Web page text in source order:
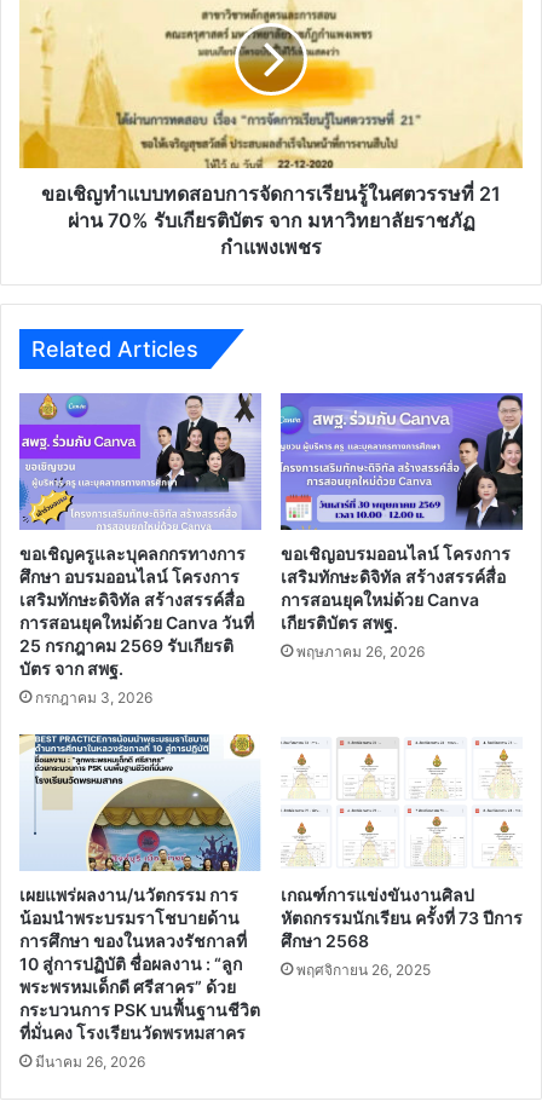
สถานะ
การณ์
แพร่
ระบาด
โรค
โค
19
แบบ
ทดสอบ
การ
จัดการ
เรียน
รู้
ศตวรรษ
ผ่าน
รับ
เกียรติ
บัตร
จาก
มหาวิทยาลัย
ราชภัฏ
กำแพงเพชร
ขอเชิญทำแบบทดสอบการจัดการเรียนรู้ในศตวรรษที่ 21
ผ่าน 70% รับเกียรติบัตร จาก มหาวิทยาลัยราชภัฏ
กำแพงเพชร
Related Articles
ขอเชิญครูและบุคลกกรทางการ
ศึกษา อบรมออนไลน์ โครงการ
เสริมทักษะดิจิทัล สร้างสรรค์สื่อ
การสอนยุคใหม่ด้วย Canva วันที่
25 กรกฎาคม 2569 รับเกียรติ
บัตร จาก สพฐ.
กรกฎาคม 3, 2026
ขอเชิญอบรมออนไลน์ โครงการ
เสริมทักษะดิจิทัล สร้างสรรค์สื่อ
การสอนยุคใหม่ด้วย Canva
เกียรติบัตร สพฐ.
พฤษภาคม 26, 2026
เผยแพร่ผลงาน/นวัตกรรม การ
น้อมนำพระบรมราโชบายด้าน
การศึกษา ของในหลวงรัชกาลที่
10 สู่การปฏิบัติ ชื่อผลงาน : “ลูก
พระพรหมเด็กดี ศรีสาคร” ด้วย
กระบวนการ PSK บนพื้นฐานชีวิต
ที่มั่นคง โรงเรียนวัดพรหมสาคร
มีนาคม 26, 2026
เกณฑ์การแข่งขันงานศิลป
หัตถกรรมนักเรียน ครั้งที่ 73 ปีการ
ศึกษา 2568
พฤศจิกายน 26, 2025